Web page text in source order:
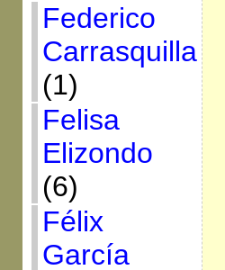
Federico
Carrasquilla
(1)
Felisa
Elizondo
(6)
Félix
García